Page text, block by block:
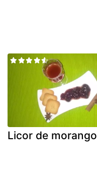
Licor de morango